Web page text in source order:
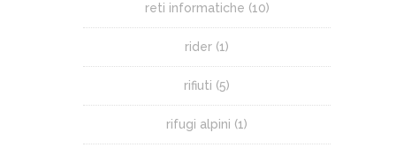
reti informatiche (10)
rider (1)
rifiuti (5)
rifugi alpini (1)